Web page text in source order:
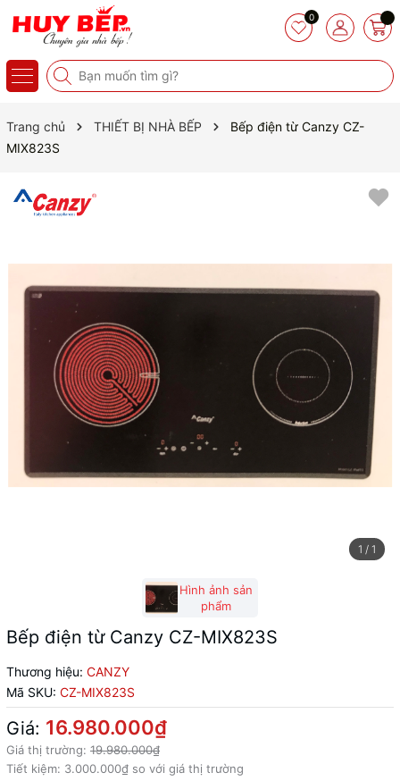
0
Trang chủ THIẾT BỊ NHÀ BẾP
Bếp điện từ Canzy CZ-
MIX823S
1 / 1
Hình ảnh sản
phẩm
Bếp điện từ Canzy CZ-MIX823S
Thương hiệu: CANZY
Mã SKU: CZ-MIX823S
Giá: 16.980.000₫
Giá thị trường: 19.980.000₫
Tiết kiệm: 3.000.000₫ so với giá thị trường